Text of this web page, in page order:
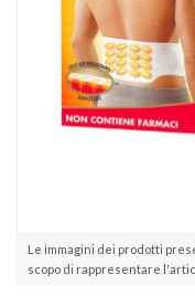
Le immagini dei prodotti
scopo di rappresentare